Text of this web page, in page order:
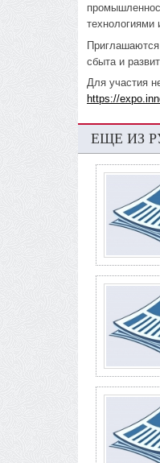
технологиями
сбыта и
Для участия
https://
ЕЩЕ ИЗ